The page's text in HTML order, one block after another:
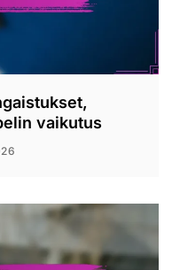
vaikutus